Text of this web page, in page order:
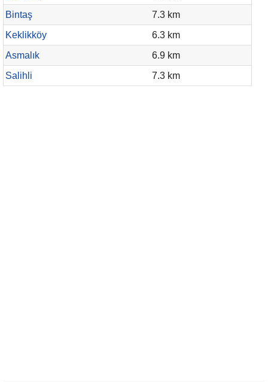
Bintaş
7.3 km
Keklikköy
6.3 km
Asmalık
6.9 km
Salihli
7.3 km